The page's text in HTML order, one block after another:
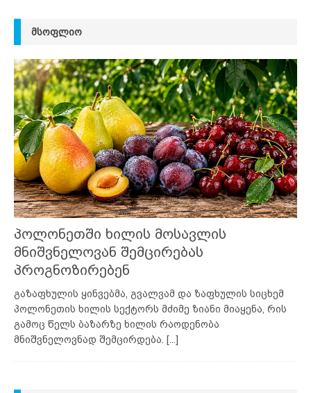
ᲛᲡᲝᲤᲚᲘᲝ
პოლონეთში ხილის მოსავლის
მნიშვნელოვან შემცირებას
პროგნოზირებენ
გაზაფხულის ყინვებმა, გვალვამ და ზაფხულის სიცხემ
პოლონეთის ხილის სექტორს მძიმე ზიანი მიაყენა, რის
გამოც წელს ბაზარზე ხილის რაოდენობა
მნიშვნელოვნად შემცირდება.
[...]